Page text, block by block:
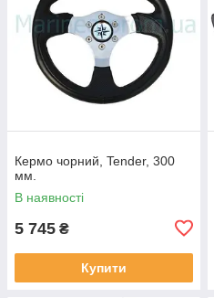
Кермо чорний, Tender, 300
мм.
В наявності
5 745 ₴
Купити